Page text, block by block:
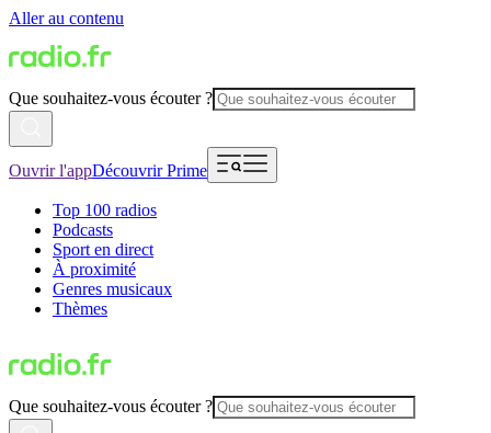
Aller au contenu
Que souhaitez-vous écouter ?
Ouvrir l'appDécouvrir Prime
Top 100 radios
Podcasts
Sport en direct
À proximité
Genres musicaux
Thèmes
Que souhaitez-vous écouter ?